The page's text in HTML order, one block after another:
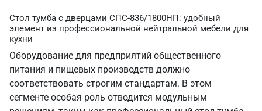
Стол тумба с дверцами СПС-836/1800НП: удобный
элемент из профессиональной нейтральной мебели для
кухни
Оборудование для предприятий общественного
питания и пищевых производств должно
соответствовать строгим стандартам. В этом
сегменте особая роль отводится модульным